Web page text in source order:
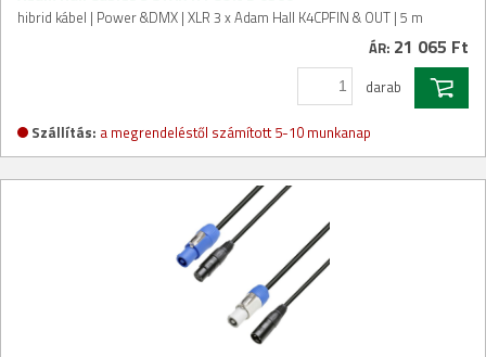
hibrid kábel | Power &DMX | XLR 3 x Adam Hall K4CPFIN & OUT | 5 m
ÁR: 21 065 Ft
darab
Szállítás: a megrendeléstől számított 5-10 munkanap